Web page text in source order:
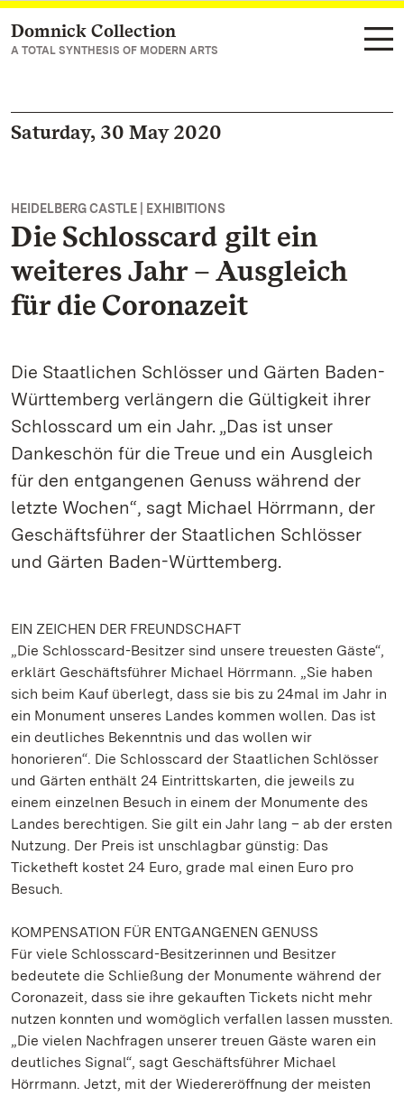
Navigate to main page
Domnick Collection
A TOTAL SYNTHESIS OF MODERN ARTS
Saturday, 30 May 2020
HEIDELBERG CASTLE | EXHIBITIONS
Die Schlosscard gilt ein
weiteres Jahr – Ausgleich
für die Coronazeit
Die Staatlichen Schlösser und Gärten Baden-
Württemberg verlängern die Gültigkeit ihrer
Schlosscard um ein Jahr. „Das ist unser
Dankeschön für die Treue und ein Ausgleich
für den entgangenen Genuss während der
letzte Wochen“, sagt Michael Hörrmann, der
Geschäftsführer der Staatlichen Schlösser
und Gärten Baden-Württemberg.
EIN ZEICHEN DER FREUNDSCHAFT
„Die Schlosscard-Besitzer sind unsere treuesten Gäste“,
erklärt Geschäftsführer Michael Hörrmann. „Sie haben
sich beim Kauf überlegt, dass sie bis zu 24mal im Jahr in
ein Monument unseres Landes kommen wollen. Das ist
ein deutliches Bekenntnis und das wollen wir
honorieren“. Die Schlosscard der Staatlichen Schlösser
und Gärten enthält 24 Eintrittskarten, die jeweils zu
einem einzelnen Besuch in einem der Monumente des
Landes berechtigen. Sie gilt ein Jahr lang – ab der ersten
Nutzung. Der Preis ist unschlagbar günstig: Das
Ticketheft kostet 24 Euro, grade mal einen Euro pro
Besuch.
KOMPENSATION FÜR ENTGANGENEN GENUSS
Für viele Schlosscard-Besitzerinnen und Besitzer
bedeutete die Schließung der Monumente während der
Coronazeit, dass sie ihre gekauften Tickets nicht mehr
nutzen konnten und womöglich verfallen lassen mussten.
„Die vielen Nachfragen unserer treuen Gäste waren ein
deutliches Signal“, sagt Geschäftsführer Michael
Hörrmann. Jetzt, mit der Wiedereröffnung der meisten